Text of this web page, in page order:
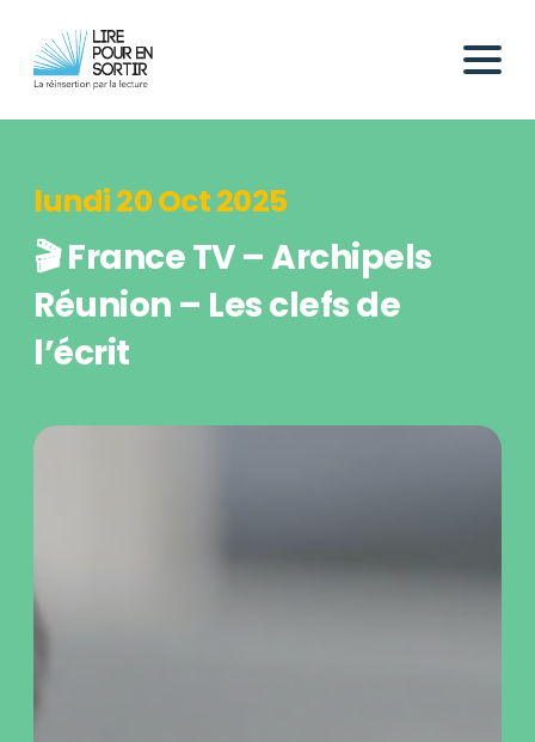
lundi 20 Oct 2025
🎬 France TV – Archipels
Réunion – Les clefs de
l’écrit